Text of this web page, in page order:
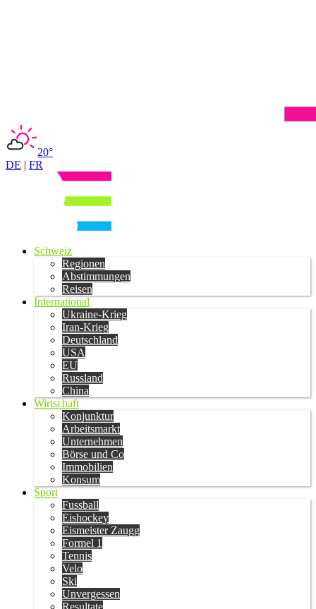
20°
DE | FR
Schweiz
Regionen
Abstimmungen
Reisen
International
Ukraine-Krieg
Iran-Krieg
Deutschland
USA
EU
Russland
China
Wirtschaft
Konjunktur
Arbeitsmarkt
Unternehmen
Börse und Co
Immobilien
Konsum
Sport
Fussball
Eishockey
Eismeister Zaugg
Formel 1
Tennis
Velo
Ski
Unvergessen
Resultate